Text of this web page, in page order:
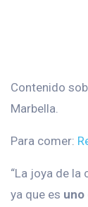
Contenido
Marbella.
Para comer:
“La joya de la
ya que es uno